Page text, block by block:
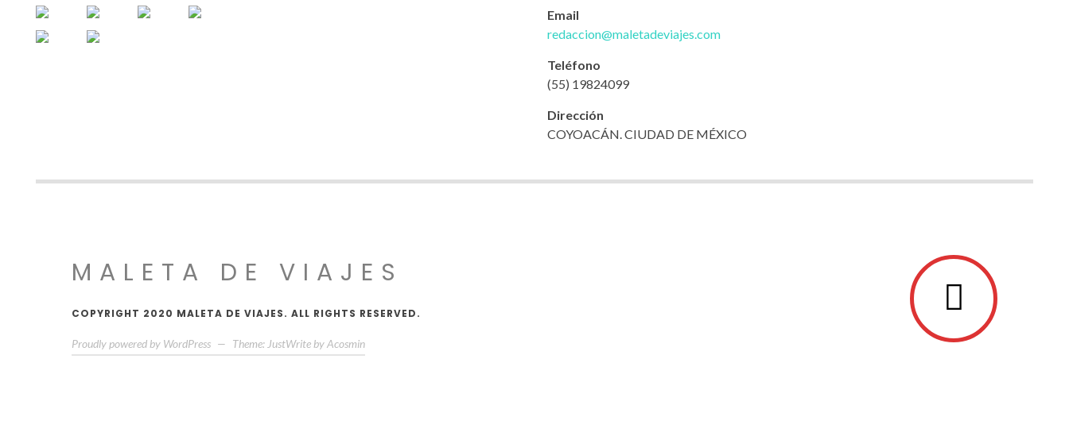
Email
redaccion@maletadeviajes.com
Teléfono
(55) 19824099
Dirección
COYOACÁN. CIUDAD DE MÉXICO
MALETA DE VIAJES
COPYRIGHT 2020 MALETA DE VIAJES. ALL RIGHTS RESERVED.
Proudly powered by WordPress — Theme: JustWrite byAcosmin